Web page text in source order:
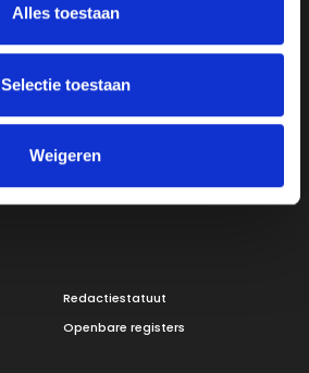
Alles toestaan
Selectie toestaan
Weigeren
Steunbetuigingen
Vacatures
Redactiestatuut
Openbare registers